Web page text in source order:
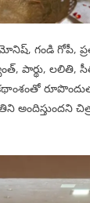
గండి గోపీ,
పార్థు, లలితి,
అందిస్తుందని